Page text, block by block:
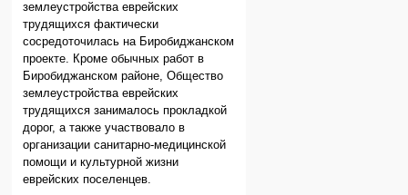
землеустройства еврейских
трудящихся фактически
сосредоточилась на Биробиджанском
проекте. Кроме обычных работ в
Биробиджанском районе, Общество
землеустройства еврейских
трудящихся занималось прокладкой
дорог, а также участвовало в
организации санитарно-медицинской
помощи и культурной жизни
еврейских поселенцев.